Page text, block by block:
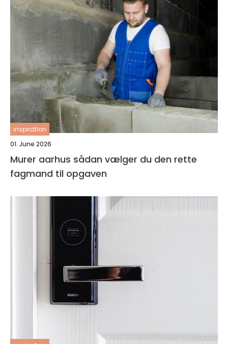
inspiration
01. June 2026
Murer aarhus sådan vælger du den rette
fagmand til opgaven